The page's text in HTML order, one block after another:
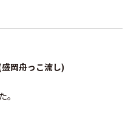
岡舟っこ流し)